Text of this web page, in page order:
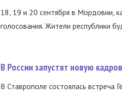
18, 19 и 20 сентября в Мордовии,
голосования. Жители республики
В России запустят новую
В Ставрополе состоялась встреча